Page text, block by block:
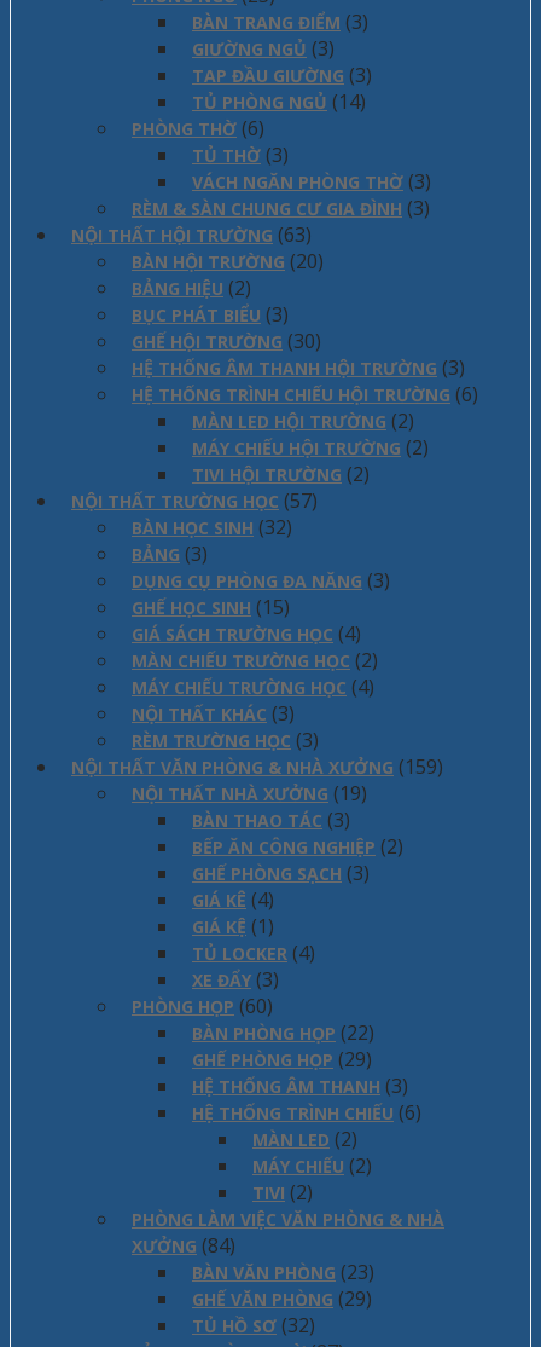
BÀN TRANG ĐIỂM (3)
GIƯỜNG NGỦ (3)
TAP ĐẦU GIƯỜNG (3)
TỦ PHÒNG NGỦ (14)
PHÒNG THỜ (6)
TỦ THỜ (3)
VÁCH NGĂN PHÒNG THỜ (3)
RÈM & SÀN CHUNG CƯ GIA ĐÌNH (3)
NỘI THẤT HỘI TRƯỜNG (63)
BÀN HỘI TRƯỜNG (20)
BẢNG HIỆU (2)
BỤC PHÁT BIỂU (3)
GHẾ HỘI TRƯỜNG (30)
HỆ THỐNG ÂM THANH HỘI TRƯỜNG (3)
HỆ THỐNG TRÌNH CHIẾU HỘI TRƯỜNG (6)
MÀN LED HỘI TRƯỜNG (2)
MÁY CHIẾU HỘI TRƯỜNG (2)
TIVI HỘI TRƯỜNG (2)
NỘI THẤT TRƯỜNG HỌC (57)
BÀN HỌC SINH (32)
BẢNG (3)
DỤNG CỤ PHÒNG ĐA NĂNG (3)
GHẾ HỌC SINH (15)
GIÁ SÁCH TRƯỜNG HỌC (4)
MÀN CHIẾU TRƯỜNG HỌC (2)
MÁY CHIẾU TRƯỜNG HỌC (4)
NỘI THẤT KHÁC (3)
RÈM TRƯỜNG HỌC (3)
NỘI THẤT VĂN PHÒNG & NHÀ XƯỞNG (159)
NỘI THẤT NHÀ XƯỞNG (19)
BÀN THAO TÁC (3)
BẾP ĂN CÔNG NGHIỆP (2)
GHẾ PHÒNG SẠCH (3)
GIÁ KÊ (4)
GIÁ KỆ (1)
TỦ LOCKER (4)
XE ĐẨY (3)
PHÒNG HỌP (60)
BÀN PHÒNG HỌP (22)
GHẾ PHÒNG HỌP (29)
HỆ THỐNG ÂM THANH (3)
HỆ THỐNG TRÌNH CHIẾU (6)
MÀN LED (2)
MÁY CHIẾU (2)
TIVI (2)
PHÒNG LÀM VIỆC VĂN PHÒNG & NHÀ
XƯỞNG (84)
BÀN VĂN PHÒNG (23)
GHẾ VĂN PHÒNG (29)
TỦ HỒ SƠ (32)